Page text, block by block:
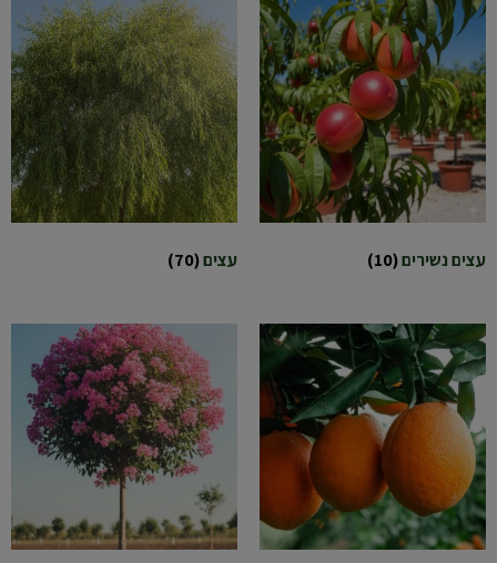
עצים נשירים(10) עצים(70)